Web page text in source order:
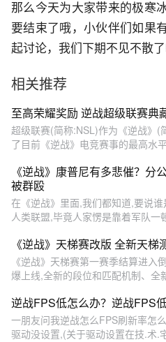
那么今天为大家带来的极寒
要结束了哦，小伙伴们如果
起讨论，我们下期不见不散
相关推荐
至高荣耀奖励 逆战超级联赛典
超级联赛(简称:NSL)作为《逆战》(
了目前《逆战》电竞赛事的最高水
《逆战》康普尼有多悲催？分
被群殴
在《逆战》里面,我们都知道,要说
人类联盟,毕竟人家愣是靠着军队一
《逆战》天梯赛改版 全新天梯
《逆战》天梯赛第一赛季结算进入
爆上线,全新的段位和匹配机制、全
逆战FPS低怎么办？逆战FPS
一朋友问我逆战怎么FPS刷新率怎
驱动没设置,(关于驱动设置在技.术.